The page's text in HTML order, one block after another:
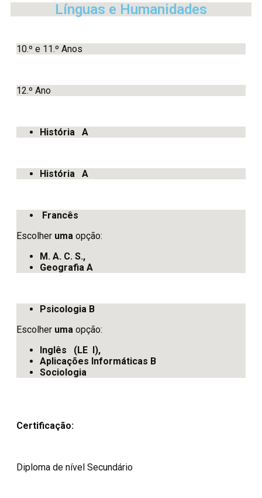
Línguas e Humanidades
10.º e 11.º Anos
12.º Ano
História A
História A
Francês
Escolher uma opção:
M. A. C. S.,
Geografia A
Psicologia B
Escolher uma opção:
Inglês (LE I),
Aplicações Informáticas B
Sociologia
Certificação:
Diploma de nível Secundário